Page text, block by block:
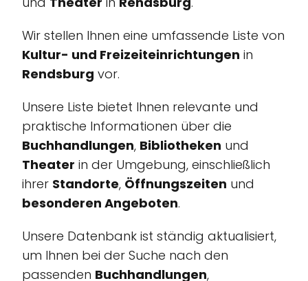
Wir stellen Ihnen eine umfassende Liste von
Kultur- und Freizeiteinrichtungen in
Rendsburg vor.
Unsere Liste bietet Ihnen relevante und
praktische Informationen über die
Buchhandlungen, Bibliotheken und
Theater in der Umgebung, einschließlich
ihrer Standorte, Öffnungszeiten und
besonderen Angeboten.
Unsere Datenbank ist ständig aktualisiert,
um Ihnen bei der Suche nach den
passenden Buchhandlungen,